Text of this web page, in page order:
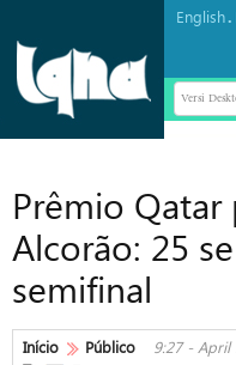
English.
Versi
Prêmio
Alcorão: 25
semifinal
Início Público 9:27 - April